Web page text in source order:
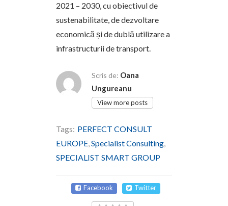
2021 – 2030, cu obiectivul de
sustenabilitate, de dezvoltare
economică și de dublă utilizare a
infrastructurii de transport.
Scris de: Oana
Ungureanu
View more posts
Tags: PERFECT CONSULT
EUROPE,Specialist Consulting,
SPECIALIST SMART GROUP
Facebook Twitter